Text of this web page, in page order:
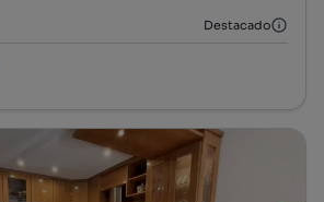
Destacado